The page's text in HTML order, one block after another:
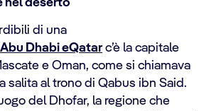
nel deserto
di una
Dhabi eQatar c’è la capitale
e Oman, come si chiamava
salita al trono di Qabus ibn Said.
del Dhofar, la regione che